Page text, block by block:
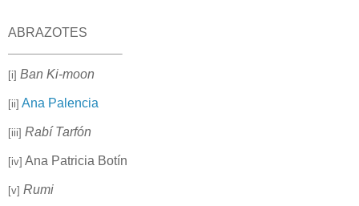
ABRAZOTES
[i] Ban Ki-moon
[ii] Ana Palencia
[iii] Rabí Tarfón
[iv] Ana Patricia Botín
[v] Rumi